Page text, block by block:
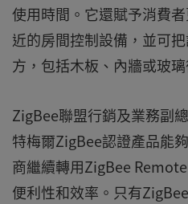
使用時間。它還賦予消費
近的房間控制設備，並可
方，包括木板、內牆或玻璃
ZigBee聯盟行銷及業務副
特梅爾ZigBee認證產品能
商繼續轉用ZigBee
便利性和效率。只有